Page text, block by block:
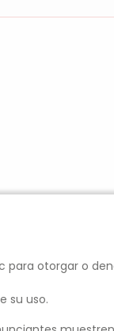
para otorgar o
su uso.